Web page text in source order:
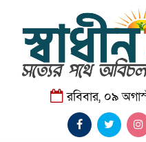
রবিবার, ০৯